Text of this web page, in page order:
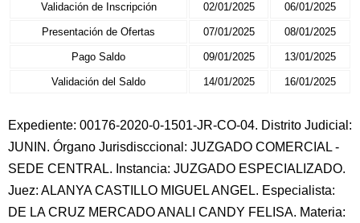
Validación de Inscripción 02/01/2025 06/01/2025
Presentación de Ofertas 07/01/2025 08/01/2025
Pago Saldo 09/01/2025 13/01/2025
Validación del Saldo 14/01/2025 16/01/2025
Expediente: 00176-2020-0-1501-JR-CO-04. Distrito Judicial:
JUNIN. Órgano Jurisdisccional: JUZGADO COMERCIAL -
SEDE CENTRAL. Instancia: JUZGADO ESPECIALIZADO.
Juez: ALANYA CASTILLO MIGUEL ANGEL. Especialista:
DE LA CRUZ MERCADO ANALI CANDY FELISA. Materia: